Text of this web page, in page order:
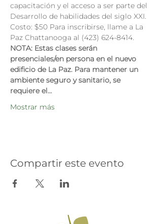
capacitación y el acceso a ser parte del
Desarrollo de habilidades del siglo XXI.
Costo: $50 Para inscribirse, llame a La
Paz Chattanooga al (423) 624-8414.
NOTA: Estas clases serán
presenciales/en persona en el nuevo
edificio de La Paz. Para mantener un
ambiente seguro y sanitario, se
requiere el…
Mostrar más
Compartir este evento